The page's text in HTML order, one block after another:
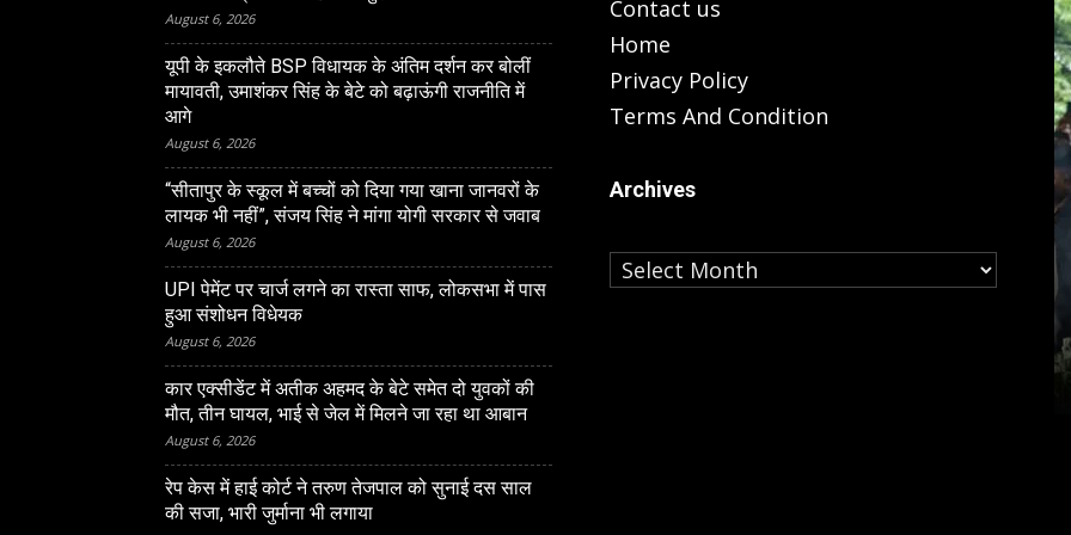
August 6, 2026
यूपी के इकलौते BSP विधायक के अंतिम दर्शन कर बोलीं
मायावती, उमाशंकर सिंह के बेटे को बढ़ाऊंगी राजनीति में
आगे
August 6, 2026
“सीतापुर के स्‍कूल में बच्‍चों को दिया गया खाना जानवरों के
लायक भी नहीं”, संजय सिंह ने मांगा योगी सरकार से जवाब
August 6, 2026
UPI पेमेंट पर चार्ज लगने का रास्ता साफ, लोकसभा में पास
हुआ संशोधन विधेयक
August 6, 2026
कार एक्सीडेंट में अतीक अहमद के बेटे समेत दो युवकों की
मौत, तीन घायल, भाई से जेल में मिलने जा रहा था आबान
August 6, 2026
रेप केस में हाई कोर्ट ने तरुण तेजपाल को सुनाई दस साल
की सजा, भारी जुर्माना भी लगाया
Contact us
Home
Privacy Policy
Terms And Condition
Archives
Archives
आजम खान व अब्दुल्ला के पैन कार्ड केस की
LUCKNOW
कोर्ट ने तरुण तेजपाल को
की सजा, भारी जुर्माना भी